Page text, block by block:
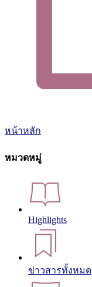
หน้าหลัก
หมวดหมู่
Highlights
ข่าวสารทั้งหมด